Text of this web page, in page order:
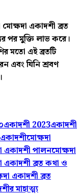
মোক্ষদা একাদশী ব্রত
পর মুক্তি লাভ করে।
মতো এই ব্রতটি
এবং যিনি শ্রবণ
একাদশী 2023একাদশী
মোক্ষদা
একাদশী পালনমোক্ষদা
একাদশী ব্রত কথা ও
একাদশী ব্রত
মাহাত্ম্য